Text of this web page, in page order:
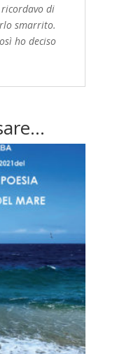
di
smarrito.
ho deciso